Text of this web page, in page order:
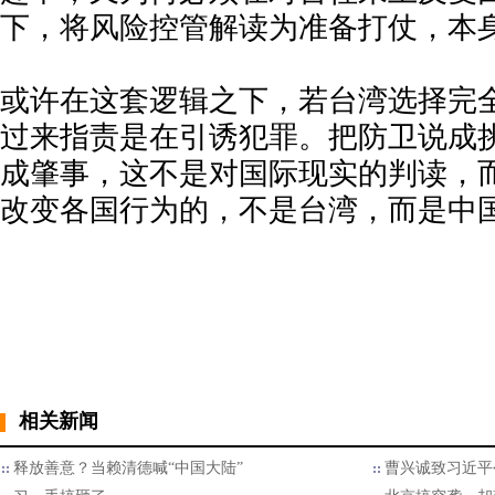
下，将风险控管解读为准备打仗，本
或许在这套逻辑之下，若台湾选择完
过来指责是在引诱犯罪。把防卫说成
成肇事，这不是对国际现实的判读，
改变各国行为的，不是台湾，而是中
相关新闻
释放善意？当赖清德喊“中国大陆”
曹兴诚致习近